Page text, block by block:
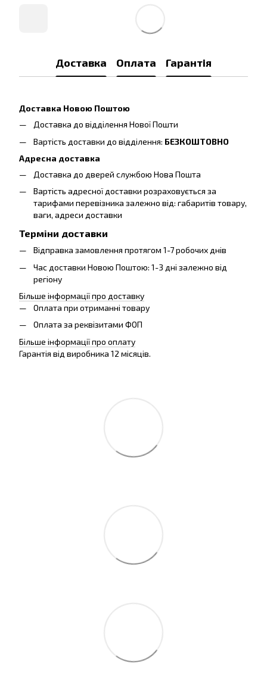
Доставка Оплата Гарантія
Доставка Новою Поштою
Доставка до відділення Нової Пошти
Вартість доставки до відділення: БЕЗКОШТОВНО
Адресна доставка
Доставка до дверей службою Нова Пошта
Вартість адресної доставки розраховується за
тарифами перевізника залежно від: габаритів товару,
ваги, адреси доставки
Терміни доставки
Відправка замовлення протягом 1-7 робочих днів
Час доставки Новою Поштою: 1-3 дні залежно від
регіону
Більше інформації про доставку
Оплата при отриманні товару
Оплата за реквізитами ФОП
Більше інформації про оплату
Гарантія від виробника 12 місяців.